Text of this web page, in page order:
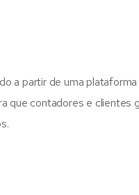
a partir de uma plataforma
que contadores e clientes